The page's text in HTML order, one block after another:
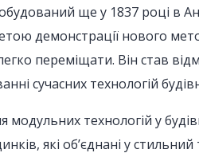
ще у 1837 році в
демонстрації нового
переміщати. Він став
сучасних технологій
технологій у
які об’єднані у